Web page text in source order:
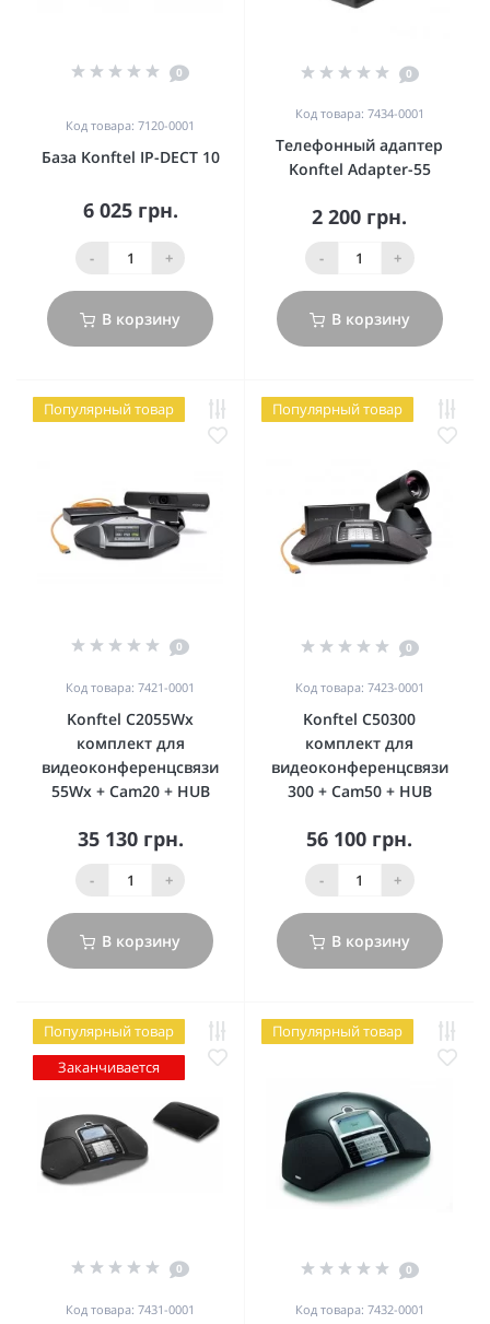
0
Код товара: 7120-0001
База Konftel IP-DECT 10
6 025 грн.
- +
В корзину
0
Код товара: 7434-0001
Телефонный адаптер
Konftel Adapter-55
2 200 грн.
- +
В корзину
Популярный товар
0
Код товара: 7421-0001
Konftel C2055Wx
комплект для
видеоконференцсвязи
55Wx + Cam20 + HUB
35 130 грн.
- +
В корзину
Популярный товар
0
Код товара: 7423-0001
Konftel C50300
комплект для
видеоконференцсвязи
300 + Cam50 + HUB
56 100 грн.
- +
В корзину
Популярный товар
Заканчивается
0
Код товара: 7431-0001
Популярный товар
0
Код товара: 7432-0001